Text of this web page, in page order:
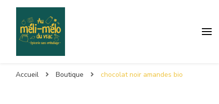
Accueil Boutique chocolat noir amandes bio